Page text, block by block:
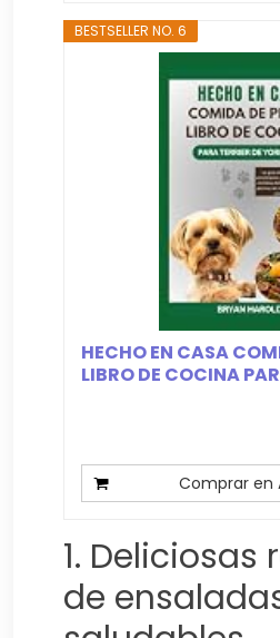
BESTSELLER NO. 6
HECHO EN CASA
LIBRO DE COCINA
Comprar en
1. Deliciosas
de